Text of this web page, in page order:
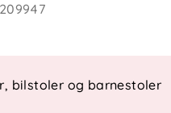
til små
bilstoler og barnestoler